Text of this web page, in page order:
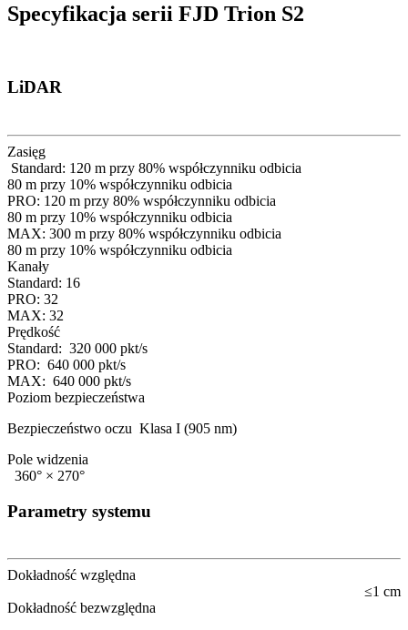
Specyfikacja serii FJD Trion S2
LiDAR
Zasięg
Standard: 120 m przy 80% współczynniku odbicia
80 m przy 10% współczynniku odbicia
PRO: 120 m przy 80% współczynniku odbicia
80 m przy 10% współczynniku odbicia
MAX: 300 m przy 80% współczynniku odbicia
80 m przy 10% współczynniku odbicia
Kanały
Standard: 16
PRO: 32
MAX: 32
Prędkość
Standard: 320 000 pkt/s
PRO: 640 000 pkt/s
MAX: 640 000 pkt/s
Poziom bezpieczeństwa
Bezpieczeństwo oczu Klasa I (905 nm)
Pole widzenia
360° × 270°
Parametry systemu
Dokładność względna
≤1 cm
Dokładność bezwzględna